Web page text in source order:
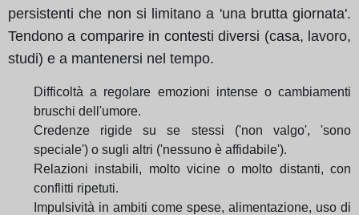
persistenti che non si limitano a 'una brutta giornata'.
Tendono a comparire in contesti diversi (casa, lavoro,
studi) e a mantenersi nel tempo.
Difficoltà a regolare emozioni intense o cambiamenti
bruschi dell'umore.
Credenze rigide su se stessi ('non valgo', 'sono
speciale') o sugli altri ('nessuno è affidabile').
Relazioni instabili, molto vicine o molto distanti, con
conflitti ripetuti.
Impulsività in ambiti come spese, alimentazione, uso di